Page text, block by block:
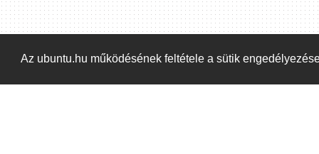
Az ubuntu.hu működésének feltétele a sütik